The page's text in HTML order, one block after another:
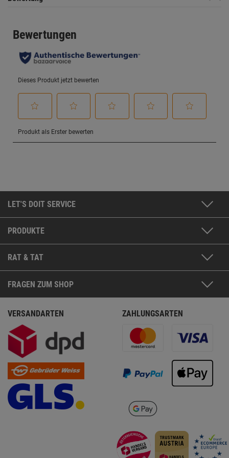
LET'S DOIT SERVICE
PRODUKTE
RAT & TAT
FRAGEN ZUM SHOP
VERSANDARTEN ZAHLUNGSARTEN